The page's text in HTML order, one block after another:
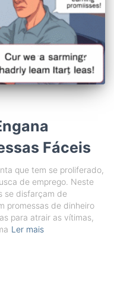
Fáceis
que tem se proliferado,
de emprego. Neste
se disfarçam de
promessas de dinheiro
para atrair as vítimas,
Ler mais